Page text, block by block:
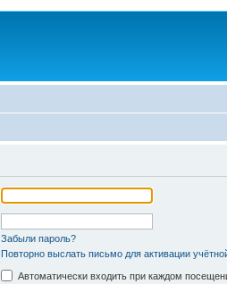
Забыли пароль?
Повторно выслать письмо для активации
Автоматически входить при каждом